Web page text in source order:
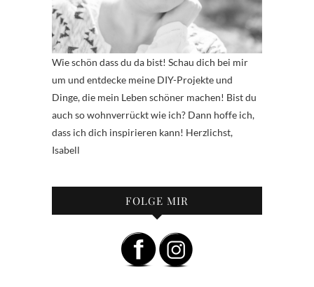
Wie schön dass du da bist! Schau dich bei mir
um und entdecke meine DIY-Projekte und
Dinge, die mein Leben schöner machen! Bist du
auch so wohnverrückt wie ich? Dann hoffe ich,
dass ich dich inspirieren kann! Herzlichst,
Isabell
FOLGE MIR